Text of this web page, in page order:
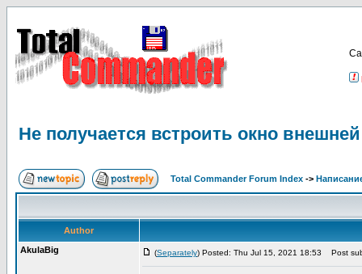
Не получается встроить окно
Total Commander Forum Index ->
Author
AkulaBig
(Separately) Posted: Thu Jul 15, 2021 18:53 Post